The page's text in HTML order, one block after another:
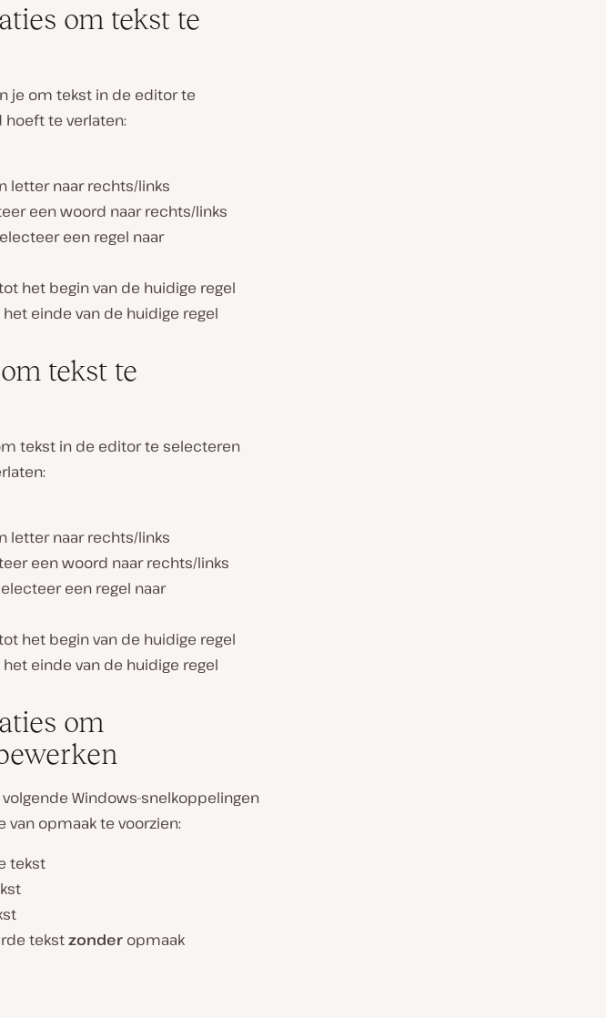
om tekst te
je om tekst in de editor te
te verlaten:
letter naar rechts/links
een woord naar rechts/links
een regel naar
het begin van de huidige regel
einde van de huidige regel
tekst te
tekst in de editor te selecteren
letter naar rechts/links
een woord naar rechts/links
een regel naar
het begin van de huidige regel
einde van de huidige regel
om
Windows-snelkoppelingen
opmaak te voorzien:
tekst
tekstzonder opmaak